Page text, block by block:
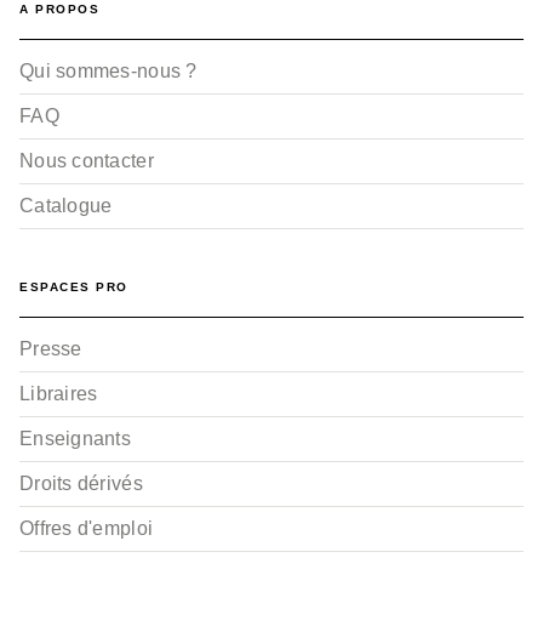
A PROPOS
Qui sommes-nous ?
FAQ
Nous contacter
Catalogue
ESPACES PRO
Presse
Libraires
Enseignants
Droits dérivés
Offres d'emploi